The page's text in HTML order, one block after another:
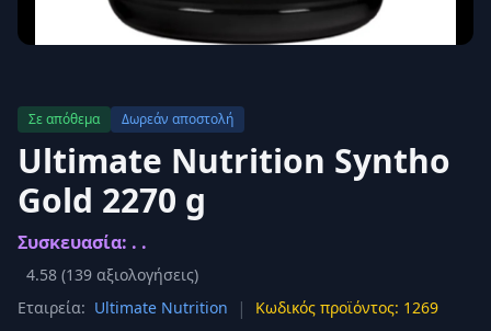
Σε απόθεμα Δωρεάν αποστολή
Ultimate Nutrition Syntho
Gold 2270 g
Συσκευασία: . .
4.58 (139 αξιολογήσεις)
Εταιρεία: Ultimate Nutrition | Κωδικός προϊόντος: 1269